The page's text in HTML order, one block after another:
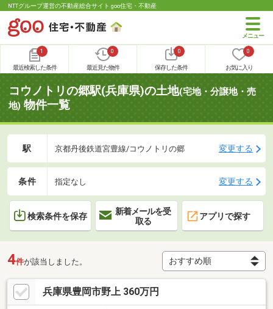
NTTグループ運営の不動産総合サイト goo住宅・不動産
1
最近検索した条件
0
最近見た物件
0
保存した条件
0
お気に入り
コウノトリの郷駅(兵庫県)の土地(宅地・分譲地・売
地) 物件一覧
駅 京都丹後鉄道宮豊線/コウノトリの郷 変更する
条件 指定なし 変更する
検索条件を保存
新着メールを受
取る
アプリで探す
4件が該当しました。
兵庫県豊岡市野上 360万円